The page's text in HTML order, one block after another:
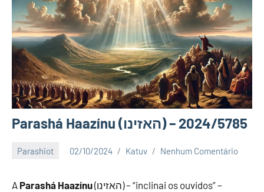
Parashá Haazínu (האזינו) – 2024/5785
Parashiot 02/10/2024 Katuv Nenhum Comentário
A Parashá Haazínu(האזינו) – “inclinai os ouvidos” –